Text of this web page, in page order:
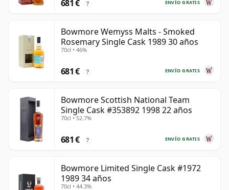
ENVÍO GRATIS
681 € ?
Bowmore Wemyss Malts - Smoked
Rosemary Single Cask 1989 30 años
70cl • 46%
ENVÍO GRATIS
681 € ?
Bowmore Scottish National Team
Single Cask #353892 1998 22 años
70cl • 52.7%
ENVÍO GRATIS
681 € ?
Bowmore Limited Single Cask #1972
1989 34 años
70cl • 44.3%